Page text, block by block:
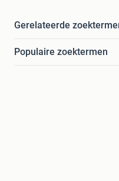
Gerelateerde
Populaire zoektermen